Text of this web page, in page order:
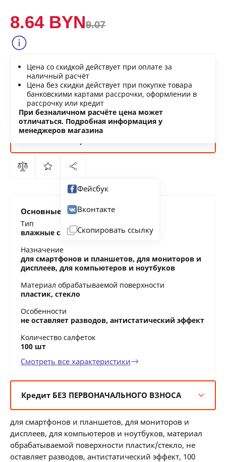
8.64 BYN9.07
Цена со скидкой действует при оплате за
наличный расчёт
Цена без скидки действует при покупке товара
банковскими картами рассрочки, оформлении в
рассрочку или кредит
При безналичном расчёте цена может
отличаться. Подробная информация у
менеджеров магазина
Нашли дешевле?
Фейсбук
Вконтакте
Скопировать ссылку
Основные характеристики
Тип
влажные салфетки
Назначение
для смартфонов и планшетов, для мониторов и
дисплеев, для компьютеров и ноутбуков
Материал обрабатываемой поверхности
пластик, стекло
Особенности
не оставляет разводов, антистатический эффект
Количество салфеток
100 шт
Смотреть все характеристики
Кредит БЕЗ ПЕРВОНАЧАЛЬНОГО ВЗНОСА
12 мес:1 BYN/мес
24 мес:0 BYN/мес
36 мес:0 BYN/мес
для смартфонов и планшетов, для мониторов и
дисплеев, для компьютеров и ноутбуков, материал
обрабатываемой поверхности пластик/стекло, не
оставляет разводов, антистатический эффект, 100